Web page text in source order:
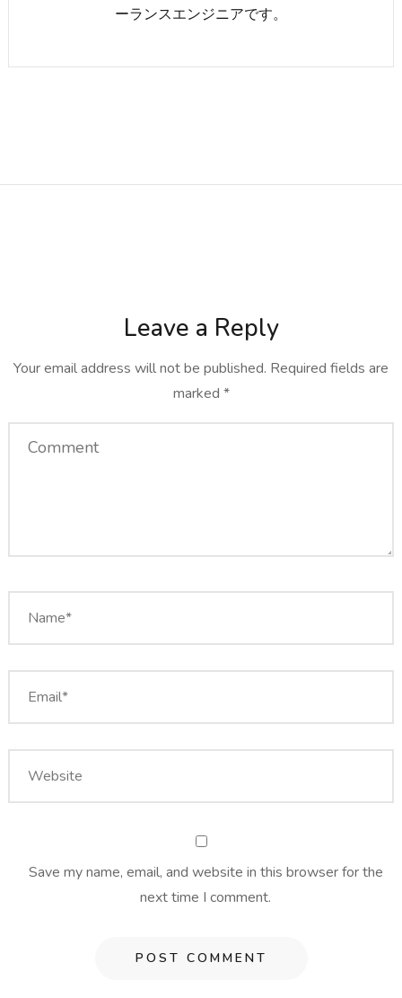
ーランスエンジニアです。
Leave a Reply
Your email address will not be published. Required fields are
marked *
Save my name, email, and website in this browser for the
next time I comment.